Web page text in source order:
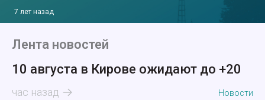
7 лет назад
Лента новостей
10 августа в Кирове ожидают до +20
час назад Новости